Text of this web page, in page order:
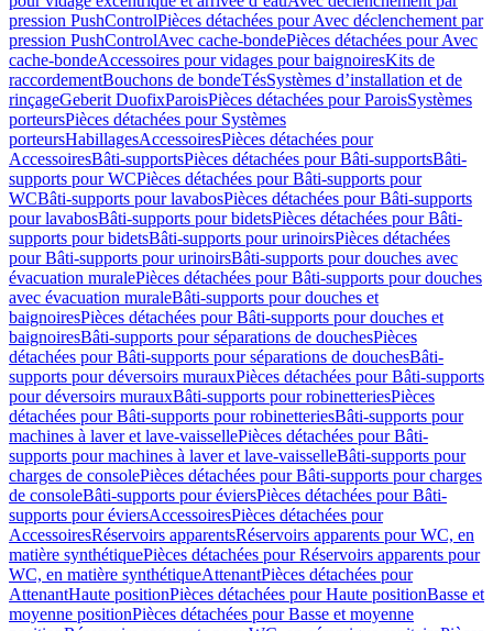
pression PushControlPièces détachées pour Avec déclenchement par
pression PushControlAvec cache-bondePièces détachées pour Avec
cache-bondeAccessoires pour vidages pour baignoiresKits de
raccordementBouchons de bondeTésSystèmes d’installation et de
rinçageGeberit DuofixParoisPièces détachées pour ParoisSystèmes
porteursPièces détachées pour Systèmes
porteursHabillagesAccessoiresPièces détachées pour
AccessoiresBâti-supportsPièces détachées pour Bâti-supportsBâti-
supports pour WCPièces détachées pour Bâti-supports pour
WCBâti-supports pour lavabosPièces détachées pour Bâti-supports
pour lavabosBâti-supports pour bidetsPièces détachées pour Bâti-
supports pour bidetsBâti-supports pour urinoirsPièces détachées
pour Bâti-supports pour urinoirsBâti-supports pour douches avec
évacuation muralePièces détachées pour Bâti-supports pour douches
avec évacuation muraleBâti-supports pour douches et
baignoiresPièces détachées pour Bâti-supports pour douches et
baignoiresBâti-supports pour séparations de douchesPièces
détachées pour Bâti-supports pour séparations de douchesBâti-
supports pour déversoirs murauxPièces détachées pour Bâti-supports
pour déversoirs murauxBâti-supports pour robinetteriesPièces
détachées pour Bâti-supports pour robinetteriesBâti-supports pour
machines à laver et lave-vaissellePièces détachées pour Bâti-
supports pour machines à laver et lave-vaisselleBâti-supports pour
charges de consolePièces détachées pour Bâti-supports pour charges
de consoleBâti-supports pour éviersPièces détachées pour Bâti-
supports pour éviersAccessoiresPièces détachées pour
AccessoiresRéservoirs apparentsRéservoirs apparents pour WC, en
matière synthétiquePièces détachées pour Réservoirs apparents pour
WC, en matière synthétiqueAttenantPièces détachées pour
AttenantHaute positionPièces détachées pour Haute positionBasse et
moyenne positionPièces détachées pour Basse et moyenne